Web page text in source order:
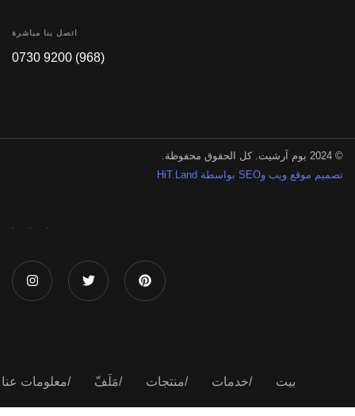
اتصل بنا مباشرة
(968) 9200 0730
© 2024 بوم آرشيت. كل الحقوق محفوظة.
تصميم موقع ويب وSEO بواسطة HiT.Land
بيت /خدمات /منتجات /مَلَفّ /معلومات عنا